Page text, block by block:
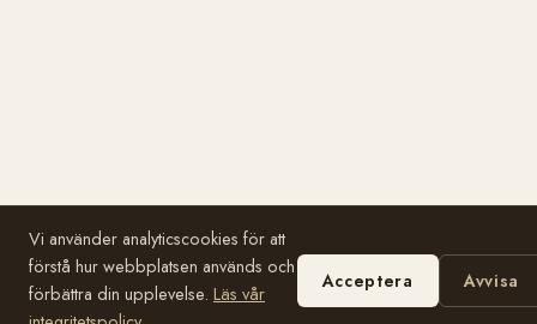
Vi använder analyticscookies för att
förstå hur webbplatsen används och
förbättra din upplevelse. Läs vår
Acceptera Avvisa